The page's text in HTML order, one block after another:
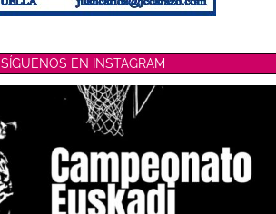
SÍGUENOS EN INSTAGRAM